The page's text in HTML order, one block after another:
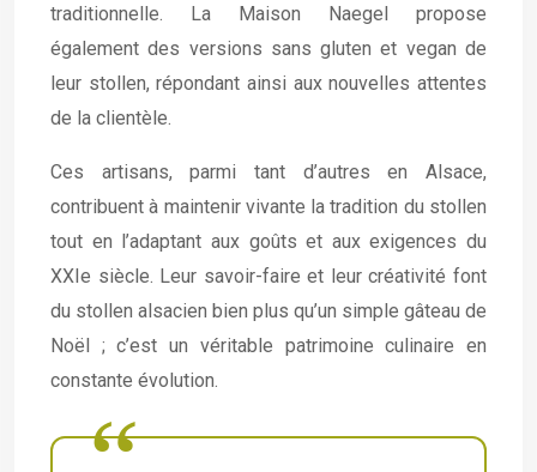
traditionnelle. La Maison Naegel propose
également des versions sans gluten et vegan de
leur stollen, répondant ainsi aux nouvelles attentes
de la clientèle.
Ces artisans, parmi tant d’autres en Alsace,
contribuent à maintenir vivante la tradition du stollen
tout en l’adaptant aux goûts et aux exigences du
XXIe siècle. Leur savoir-faire et leur créativité font
du stollen alsacien bien plus qu’un simple gâteau de
Noël ; c’est un véritable patrimoine culinaire en
constante évolution.